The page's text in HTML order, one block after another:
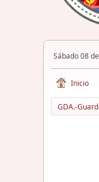
Sábado 08
Inicio
GDA.-